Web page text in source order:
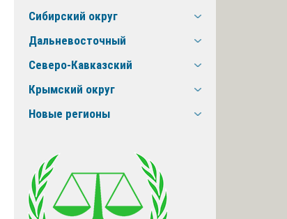
Сибирский округ
Дальневосточный
Северо-Кавказский
Крымский округ
Новые регионы